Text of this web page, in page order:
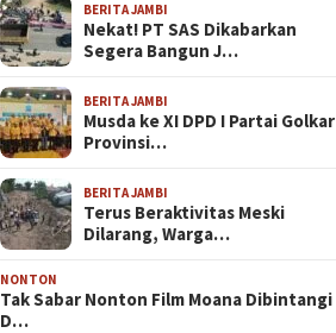
BERITA JAMBI
Nekat! PT SAS Dikabarkan
Segera Bangun J…
BERITA JAMBI
Musda ke XI DPD I Partai Golkar
Provinsi…
BERITA JAMBI
Terus Beraktivitas Meski
Dilarang, Warga…
NONTON
Tak Sabar Nonton Film Moana Dibintangi
D…